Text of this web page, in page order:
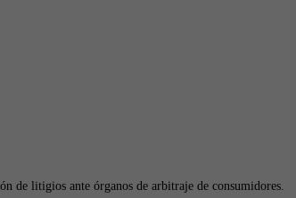
de litigios ante órganos de arbitraje de consumidores.